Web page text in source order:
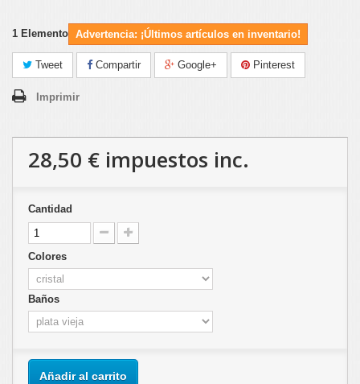
1 Elemento Advertencia: ¡Últimos artículos en inventario!
Tweet Compartir Google+ Pinterest
Imprimir
28,50 € impuestos inc.
Cantidad
Colores
Baños
Añadir al carrito